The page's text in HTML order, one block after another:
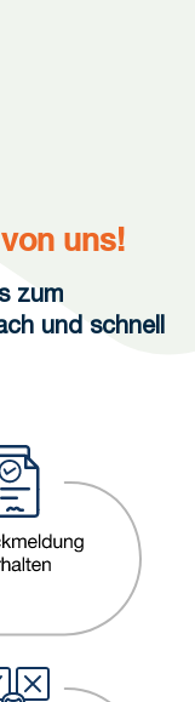
uns!
zum
und schnell